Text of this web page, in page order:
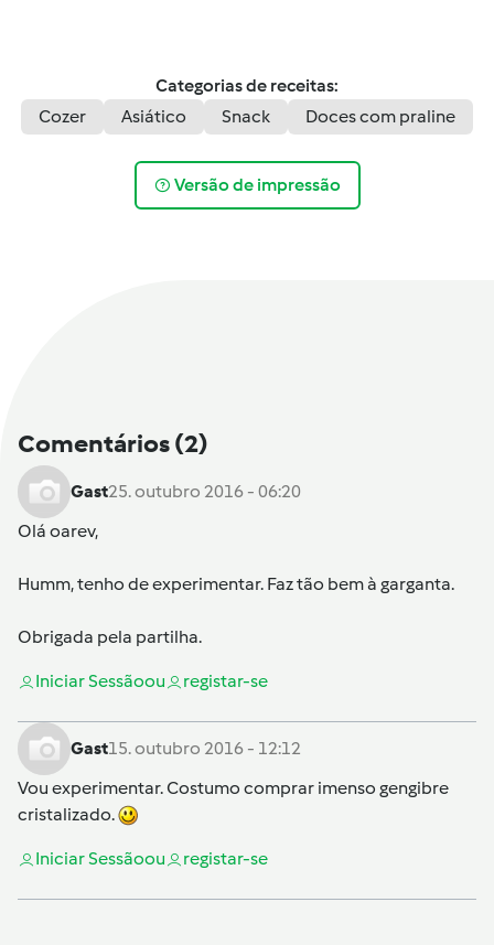
Categorias de receitas:
Cozer
Asiático Snack Doces com praline
Versão de impressão
Comentários(2)
Gast25. outubro 2016 - 06:20
Olá oarev,
Humm, tenho de experimentar. Faz tão bem à garganta.
Obrigada pela partilha.
Iniciar Sessãoou registar-se
Gast15. outubro 2016 - 12:12
Vou experimentar. Costumo comprar imenso gengibre
cristalizado.
Iniciar Sessãoou registar-se